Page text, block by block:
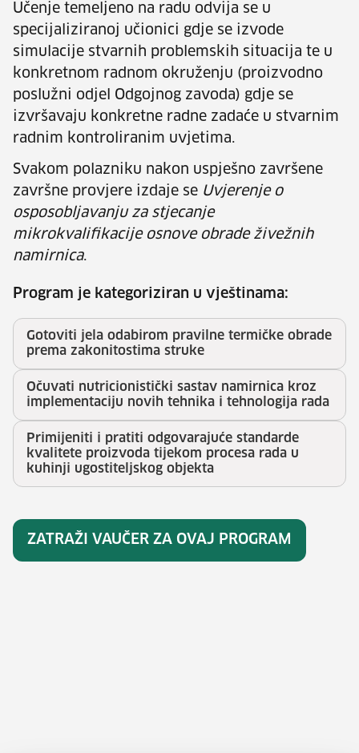
Učenje temeljeno na radu odvija se u
specijaliziranoj učionici gdje se izvode
simulacije stvarnih problemskih situacija te u
konkretnom radnom okruženju (proizvodno
poslužni odjel Odgojnog zavoda) gdje se
izvršavaju konkretne radne zadaće u stvarnim
radnim kontroliranim uvjetima.
Svakom polazniku nakon uspješno završene
završne provjere izdaje se Uvjerenje o
osposobljavanju za stjecanje
mikrokvalifikacije osnove obrade živežnih
namirnica.
Program je kategoriziran u vještinama:
Gotoviti jela odabirom pravilne termičke obrade
prema zakonitostima struke
Očuvati nutricionistički sastav namirnica kroz
implementaciju novih tehnika i tehnologija rada
Primijeniti i pratiti odgovarajuće standarde
kvalitete proizvoda tijekom procesa rada u
kuhinji ugostiteljskog objekta
ZATRAŽI VAUČER ZA OVAJ PROGRAM